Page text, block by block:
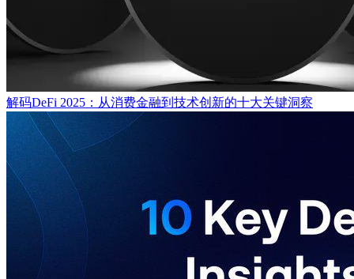
解码DeFi 2025：从消费金融到技术创新的十大关键洞察